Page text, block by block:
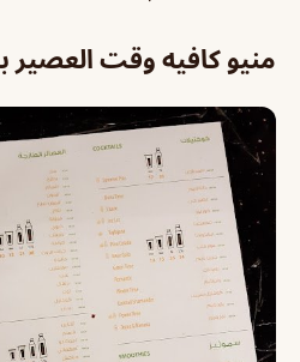
منيو كافيه وقت العصير